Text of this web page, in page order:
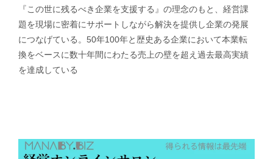
『この世に残るべき企業を支援する』の理念のもと、経営課
題を現場に密着にサポートしながら解決を提供し企業の発展
につなげている。50年100年と歴史ある企業において本業転
換をベースに数十年間にわたる売上の壁を超え過去最高実績
を達成している